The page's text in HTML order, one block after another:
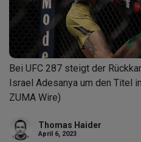
Bei UFC 287 steigt der
Israel Adesanya um den Titel
ZUMA Wire)
Thomas Haider
April 6, 2023